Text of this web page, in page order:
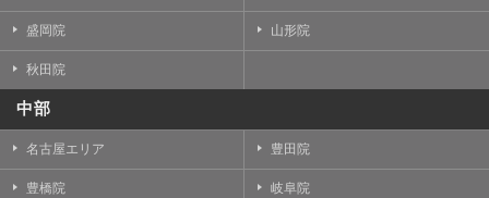
盛岡院 山形院
秋田院
中部
名古屋エリア 豊田院
豊橋院 岐阜院